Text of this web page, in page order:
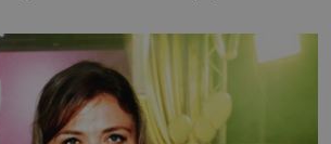
Napsal ji pro krále Jakuba I., jenž